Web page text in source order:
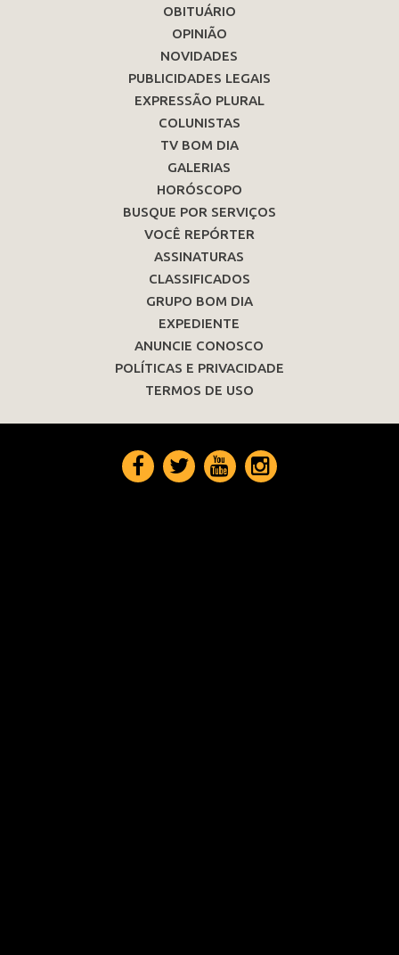
OBITUÁRIO
OPINIÃO
NOVIDADES
PUBLICIDADES LEGAIS
EXPRESSÃO PLURAL
COLUNISTAS
TV BOM DIA
GALERIAS
HORÓSCOPO
BUSQUE POR SERVIÇOS
VOCÊ REPÓRTER
ASSINATURAS
CLASSIFICADOS
GRUPO BOM DIA
EXPEDIENTE
ANUNCIE CONOSCO
POLÍTICAS E PRIVACIDADE
TERMOS DE USO